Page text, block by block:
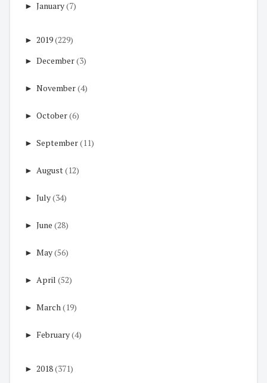
► January(7)
► 2019(229)
► December(3)
► November(4)
► October(6)
► September(11)
► August(12)
► July(34)
► June (28)
► May(56)
► April (52)
► March(19)
► February(4)
► 2018(371)